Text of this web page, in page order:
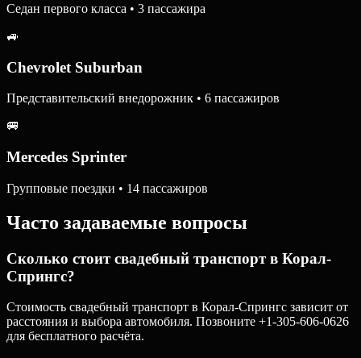
Седан первого класса • 3 пассажира
🚙
Chevrolet Suburban
Представительский внедорожник • 6 пассажиров
🚐
Mercedes Sprinter
Групповые поездки • 14 пассажиров
Часто задаваемые вопросы
Сколько стоит свадебный транспорт в Корал-
Спрингс?
Стоимость свадебный транспорт в Корал-Спрингс зависит от
расстояния и выбора автомобиля. Позвоните +1-305-606-0626
для бесплатного расчёта.